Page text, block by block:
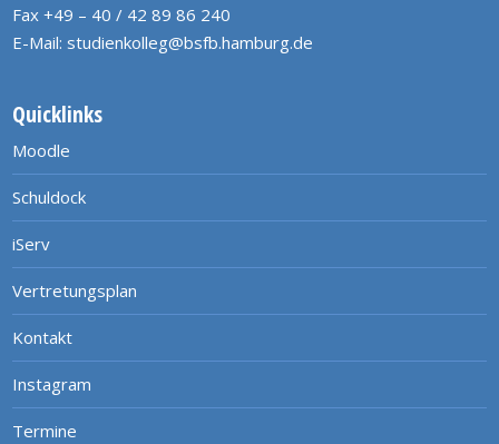
Fax +49 – 40 / 42 89 86 240
E-Mail: studienkolleg@bsfb.hamburg.de
Quicklinks
Moodle
Schuldock
iServ
Vertretungsplan
Kontakt
Instagram
Termine